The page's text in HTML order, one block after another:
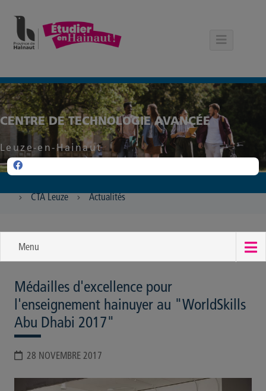
CENTRE DE TECHNOLOGIE AVANCÉE
Leuze-en-Hainaut
CTA Leuze Actualités
Menu
Médailles d'excellence pour
l'enseignement hainuyer au "WorldSkills
Abu Dhabi 2017"
28 NOVEMBRE 2017